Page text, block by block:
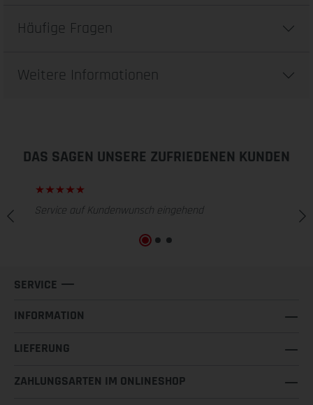
Häufige Fragen
Weitere Informationen
DAS SAGEN UNSERE ZUFRIEDENEN KUNDEN
Service auf Kundenwunsch eingehend
SERVICE
INFORMATION
LIEFERUNG
ZAHLUNGSARTEN IM ONLINESHOP